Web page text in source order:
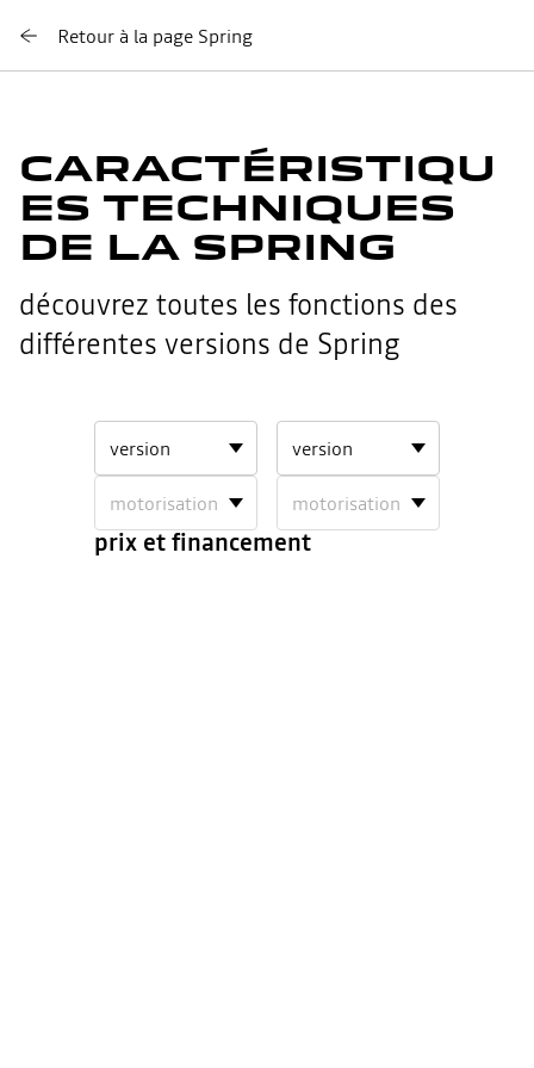
Retour à la page Spring
CARACTÉRISTIQU
ES TECHNIQUES
DE LA SPRING
découvrez toutes les fonctions des
différentes versions de Spring
undefined
undefined
prix et financement